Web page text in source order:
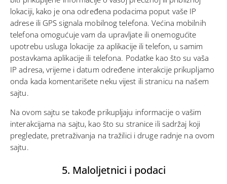
lokaciji, kako je ona određena podacima poput vaše IP
adrese ili GPS signala mobilnog telefona. Većina mobilnih
telefona omogućuje vam da upravljate ili onemogućite
upotrebu usluga lokacije za aplikacije ili telefon, u samim
postavkama aplikacije ili telefona. Podatke kao što su vaša
IP adresa, vrijeme i datum određene interakcije prikupljamo
onda kada komentarišete neku vijest ili stranicu na našem
sajtu.
Na ovom sajtu se takođe prikupljaju informacije o vašim
interakcijama na sajtu, kao što su stranice ili sadržaj koji
pregledate, pretraživanja na tražilici i druge radnje na ovom
sajtu.
5. Maloljetnici i podaci